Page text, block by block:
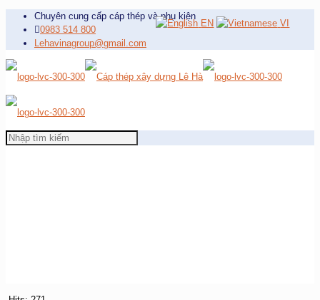
Chuyên cung cấp cáp thép và phụ kiện
0983 514 800
Lehavinagroup@gmail.com
EN VI